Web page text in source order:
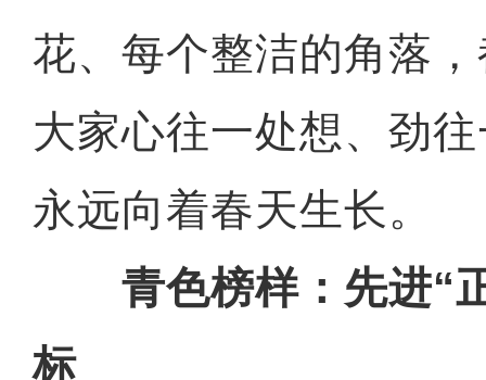
花、每个整洁的角落
大家心往一处想、劲
永远向着春天生长。
青色榜样：先进“
标